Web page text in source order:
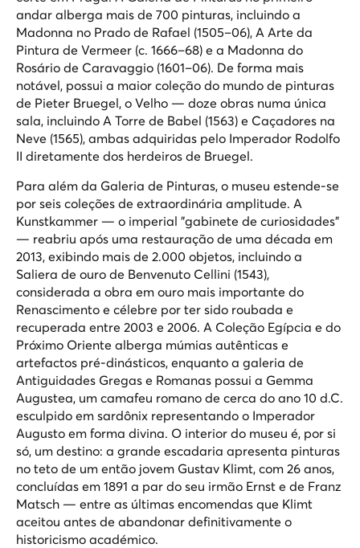
andar alberga mais de 700 pinturas, incluindo a
Madonna no Prado de Rafael (1505–06), A Arte da
Pintura de Vermeer (c. 1666–68) e a Madonna do
Rosário de Caravaggio (1601–06). De forma mais
notável, possui a maior coleção do mundo de pinturas
de Pieter Bruegel, o Velho — doze obras numa única
sala, incluindo A Torre de Babel (1563) e Caçadores na
Neve (1565), ambas adquiridas pelo Imperador Rodolfo
II diretamente dos herdeiros de Bruegel.
Para além da Galeria de Pinturas, o museu estende-se
por seis coleções de extraordinária amplitude. A
Kunstkammer — o imperial "gabinete de curiosidades"
— reabriu após uma restauração de uma década em
2013, exibindo mais de 2.000 objetos, incluindo a
Saliera de ouro de Benvenuto Cellini (1543),
considerada a obra em ouro mais importante do
Renascimento e célebre por ter sido roubada e
recuperada entre 2003 e 2006. A Coleção Egípcia e do
Próximo Oriente alberga múmias autênticas e
artefactos pré-dinásticos, enquanto a galeria de
Antiguidades Gregas e Romanas possui a Gemma
Augustea, um camafeu romano de cerca do ano 10 d.C.
esculpido em sardônix representando o Imperador
Augusto em forma divina. O interior do museu é, por si
só, um destino: a grande escadaria apresenta pinturas
no teto de um então jovem Gustav Klimt, com 26 anos,
concluídas em 1891 a par do seu irmão Ernst e de Franz
Matsch — entre as últimas encomendas que Klimt
aceitou antes de abandonar definitivamente o
historicismo académico.